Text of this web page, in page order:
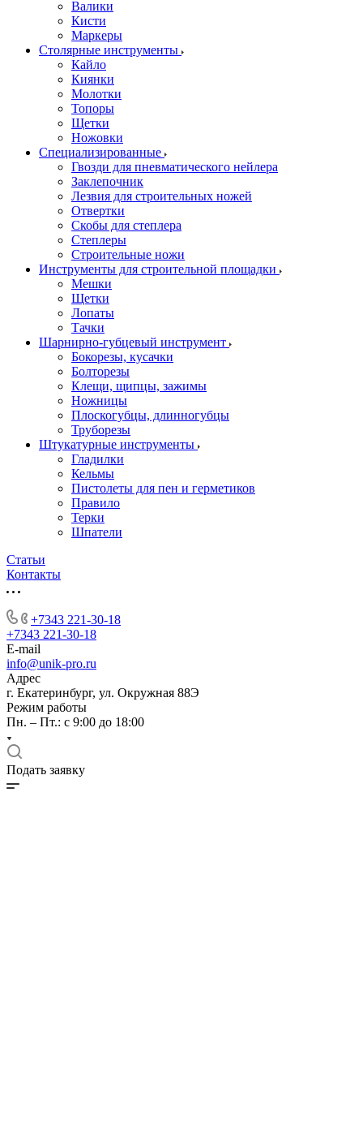
Валики
Кисти
Маркеры
Столярные инструменты
Кайло
Киянки
Молотки
Топоры
Щетки
Ножовки
Специализированные
Гвозди для пневматического нейлера
Заклепочник
Лезвия для строительных ножей
Отвертки
Скобы для степлера
Степлеры
Строительные ножи
Инструменты для строительной площадки
Мешки
Щетки
Лопаты
Тачки
Шарнирно-губцевый инструмент
Бокорезы, кусачки
Болторезы
Клещи, щипцы, зажимы
Ножницы
Плоскогубцы, длинногубцы
Труборезы
Штукатурные инструменты
Гладилки
Кельмы
Пистолеты для пен и герметиков
Правило
Терки
Шпатели
Статьи
Контакты
+7343 221-30-18
+7343 221-30-18
E-mail
info@unik-pro.ru
Адрес
г. Екатеринбург, ул. Окружная 88Э
Режим работы
Пн. – Пт.: с 9:00 до 18:00
Подать заявку